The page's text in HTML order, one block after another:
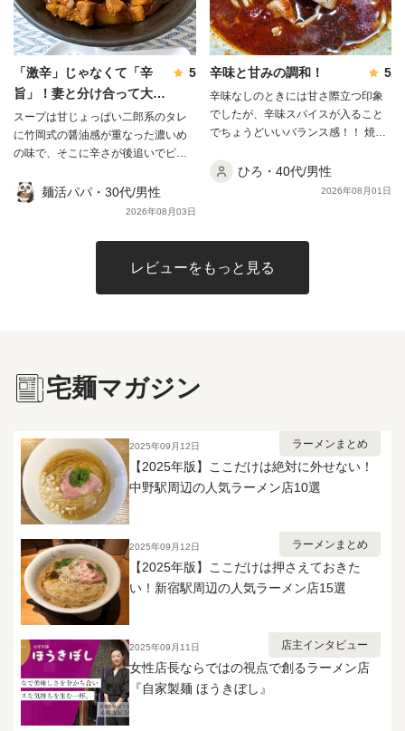
りの鶏油と油膜が張るほどのコラー
ゲンにより、スープ温度が最後まで
熱々に保たれています。 旨味は無
2.2%と高めで醤油もしっかり効いて
おり、塩分も糖分も強く、 魚介が突
出してガツンとパワフルに効いてい
るというよりも、節の濃度、オイリ
ーな油分、パンチの強い塩味と甘味
いているという形です。 麺は自家
製の多加水平打太縮れ麺。 手揉みに
ツルピロの麺肌と口当たり、モチプ
リの強いコシ、香ばしい小麦の風味
わえます。 硬め茹では麺のα化が進
ングはInスープで、ミディアム食感
の極太メンマが4本と、しっとり柔ら
ューが1枚で、どちらも程良い味付
け。 熱を通し過ぎるとどちらも品
質・食感共に劣化するので、湯煎の
かけ過ぎには注意です。 麺武者
は宅麺で初めて頂き、その際はラー
ンギョという印象しか無かったので
すが、 その後東北研修の際に実店舗
で実物を頂いたところ、宅麺の冷凍
仕様との風味のギャップに驚き、そ
こで冷凍の影響を受けやすいタイプ
という事に気付きました。 実物は
ナチュラルかつ複雑で濃厚な旨味に
加え魚介の風味がフレッシュで雑味
もない、斑鳩のベーシックな面影を
感じるしっかりとした青葉インスパ
麺は茹で前302.5gが茹で後509gまで
増えて、完成した丼は総重量
1250g。夫婦でシェアしても大満足
のボリュームでした。 溶き卵を用意
して麺をつけて食べると、辛さが体
感で半分・旨さは倍増します。 正直
なところ、辛さは本物でした。一口
すすった瞬間にむせて、水が手放せ
溶き卵があってようやく完食できた
ほど。辛党でない方は卵を1個用意し
さは別格。妻と分け合って、汗をか
きながら最後まで箸が止まりません
「激辛」じゃなくて「辛
旨」！妻と分け合って大正
解の一杯✨
5
スープは甘じょっぱい二郎系のタレ
に竹岡式の醤油感が重なった濃いめ
の味で、そこに辛さが後追いでピリ
く「辛旨」。旨味を壊さずに刺激だ
けを足した絶妙なバランスでした🍜
辛旨スープと背脂をぐいぐい持ち上
げてくれて、噛むほどに小麦の甘み
ミナ系らしい甘辛さで、ご飯が欲し
量で自分好みのコクに調整できま
す。 味付きの背脂を白米にひとさじ
します。 正直なところ、辛さは中辛
くらいで、激辛好きの方には物足り
ないかもしれません。 逆にいえば辛
いのが得意でなくても食べ切れる強
さなので、そこは好みが分かれると
て、追い刻みニンニクと溶き卵ディ
ップで味変しながら最後まで飽きず
に完食。 シェア前提で買っても大満
足の一杯でした✨
麺活パパ・30代/男性
2026年08月03日
辛味と甘みの調和！ 5
辛味なしのときには甘さ際立つ印象
でしたが、辛味スパイスが入ること
でちょうどいいバランス感！！ 焼肉
そう様でした！！！
ひろ・40代/男性
2026年08月01日
レビューをもっと見る
宅麺マガジン
2025年09月12日 ラーメンまとめ
【2025年版】ここだけは絶対に外せない！
中野駅周辺の人気ラーメン店10選
2025年09月12日 ラーメンまとめ
【2025年版】ここだけは押さえておきた
い！新宿駅周辺の人気ラーメン店15選
2025年09月11日 店主インタビュー
女性店長ならではの視点で創るラーメン店
『自家製麺 ほうきぼし』